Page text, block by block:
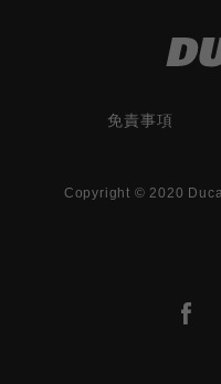
免責事項
Copyright © 2020